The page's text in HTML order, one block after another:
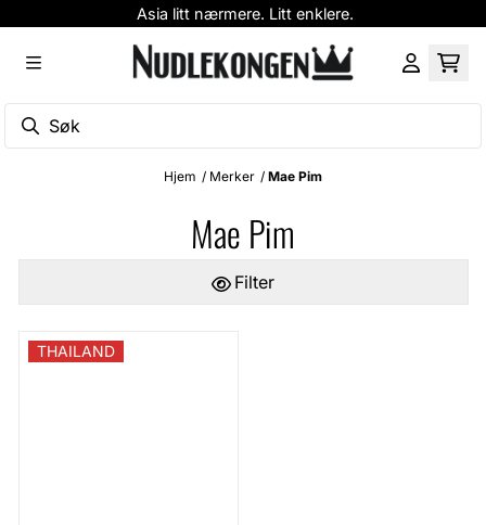
Asia litt nærmere. Litt enklere.
Hjem / Merker / Mae Pim
Mae Pim
Filter
THAILAND